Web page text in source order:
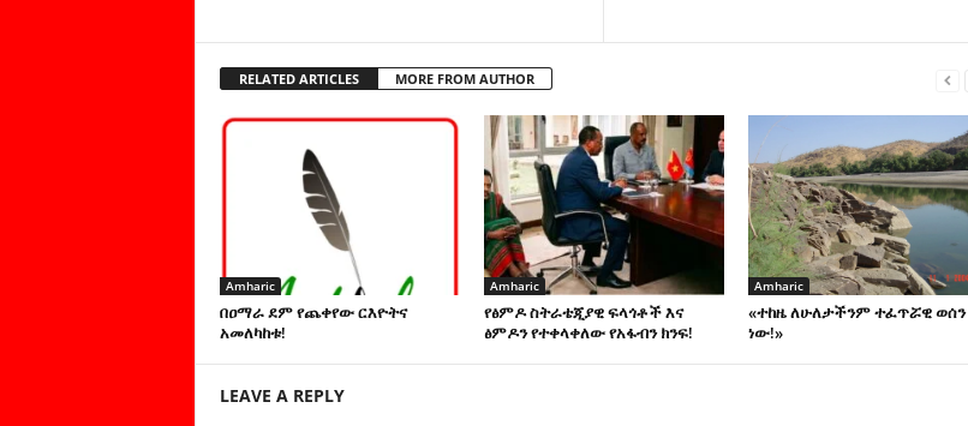
RELATED ARTICLES MORE FROM AUTHOR
Amharic
በዐማራ ደም የጨቀየው ርእዮትና
አመለካከቱ!
Amharic
የፅምዶ ስትራቴጂያዊ ፍላጎቶች እና
ፅምዶን የተቀላቀለው የአፋብን ክንፍ!
Amharic
«ተከዜ ለሁለታችንም ተፈጥሯዊ ወሰን
ነው!»
LEAVE A REPLY